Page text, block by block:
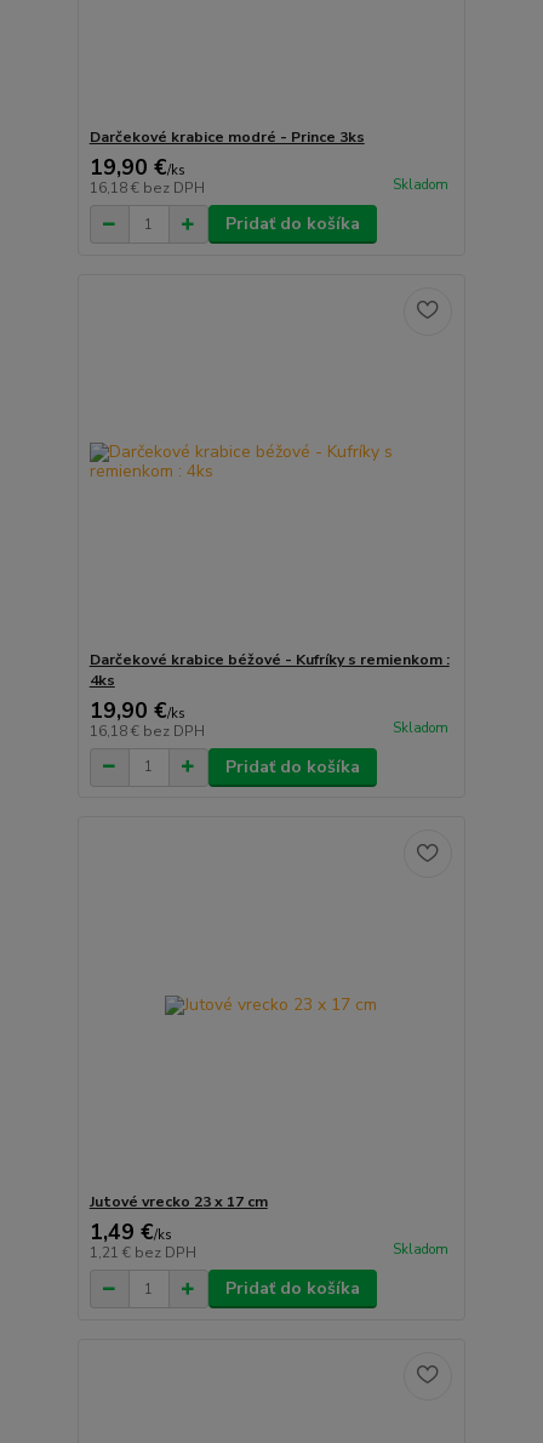
Darčekové krabice modré - Prince 3ks
19,90 €/ks
16,18 € bez DPH Skladom
Pridať do košíka
Darčekové krabice béžové - Kufríky s remienkom :
4ks
19,90 €/ks
16,18 € bez DPH Skladom
Pridať do košíka
Jutové vrecko 23 x 17 cm
1,49 €/ks
1,21 € bez DPH Skladom
Pridať do košíka